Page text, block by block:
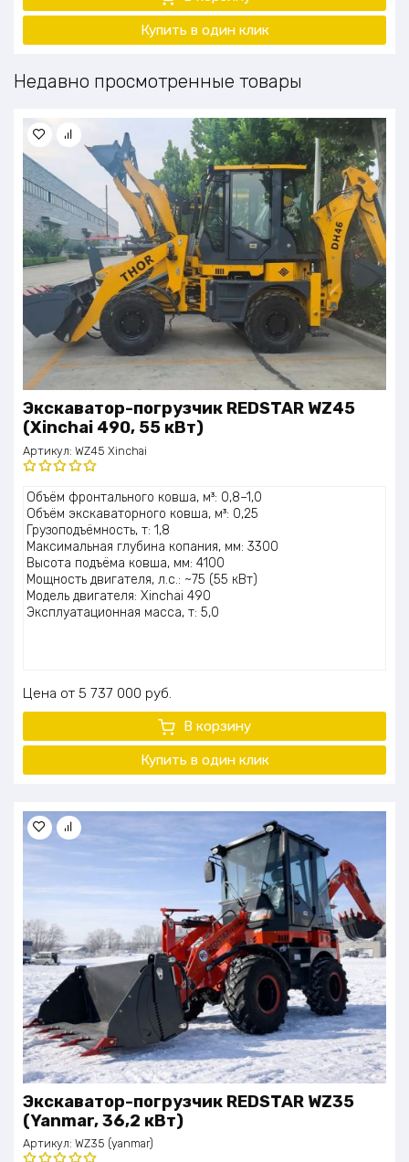
Купить в один клик
Недавно просмотренные товары
Экскаватор-погрузчик REDSTAR WZ45
(Xinchai 490, 55 кВт)
Артикул: WZ45 Xinchai
Оценка
5.00из 5
Объём фронтального ковша, м³: 0,8–1,0
Объём экскаваторного ковша, м³: 0,25
Грузоподъёмность, т: 1,8
Максимальная глубина копания, мм: 3300
Высота подъёма ковша, мм: 4100
Мощность двигателя, л.с.: ~75 (55 кВт)
Модель двигателя: Xinchai 490
Эксплуатационная масса, т: 5,0
Цена 5 737 000 руб.
В корзину
Купить в один клик
Экскаватор-погрузчик REDSTAR WZ35
(Yanmar, 36,2 кВт)
Артикул: WZ35 (yanmar)